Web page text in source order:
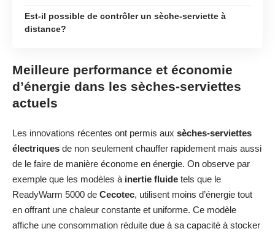
Est-il possible de contrôler un sèche-serviette à
distance?
Meilleure performance et économie
d’énergie dans les sèches-serviettes
actuels
Les innovations récentes ont permis aux sèches-serviettes
électriques de non seulement chauffer rapidement mais aussi
de le faire de manière économe en énergie. On observe par
exemple que les modèles à inertie fluide tels que le
ReadyWarm 5000 de Cecotec, utilisent moins d’énergie tout
en offrant une chaleur constante et uniforme. Ce modèle
affiche une consommation réduite due à sa capacité à stocker